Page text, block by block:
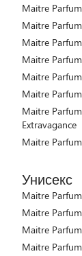
Maitre
Maitre
Maitre
Maitre
Maitre
Maitre
Maitre
Extravagance
Maitre
Унисекс
Maitre
Maitre
Maitre
Maitre